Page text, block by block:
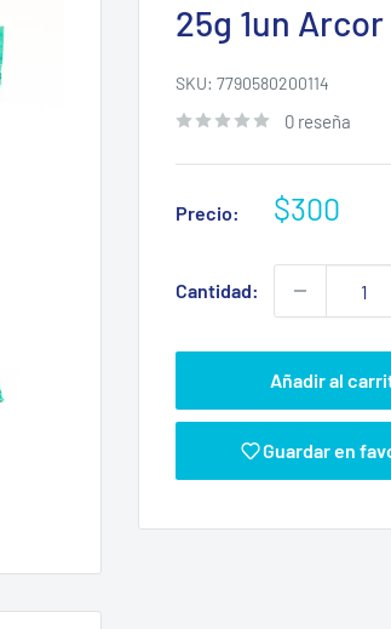
25g 1un Arcor
SKU: 7790580200114
0 reseña
Precio:
Precio
venta
$300
Cantidad:
Añadir al
Guardar en